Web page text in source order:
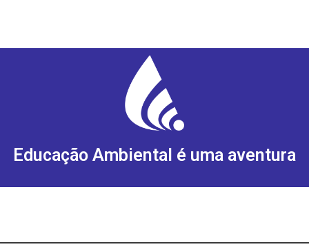
Educação Ambiental é uma aventura